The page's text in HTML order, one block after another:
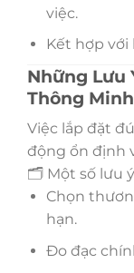
việc.
Kết hợp
Những Lưu
Thông Minh
Việc lắp đặt
động ổn định
🗂 Một số lưu
Chọn
hạn.
Đo đạc